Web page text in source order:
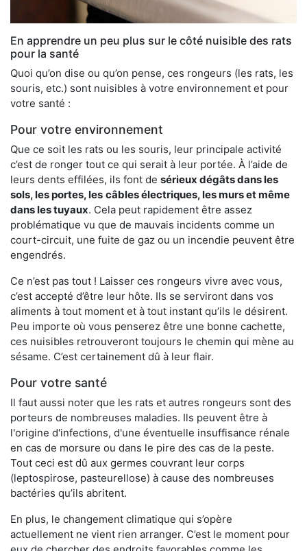
En apprendre un peu plus sur le côté nuisible des rats
pour la santé
Quoi qu’on dise ou qu’on pense, ces rongeurs (les rats, les
souris, etc.) sont nuisibles à votre environnement et pour
votre santé :
Pour votre environnement
Que ce soit les rats ou les souris, leur principale activité
c’est de ronger tout ce qui serait à leur portée. À l’aide de
leurs dents effilées, ils font de sérieux dégâts dans les
sols, les portes, les câbles électriques, les murs et même
dans les tuyaux. Cela peut rapidement être assez
problématique vu que de mauvais incidents comme un
court-circuit, une fuite de gaz ou un incendie peuvent être
engendrés.
Ce n’est pas tout ! Laisser ces rongeurs vivre avec vous,
c’est accepté d’être leur hôte. Ils se serviront dans vos
aliments à tout moment et à tout instant qu’ils le désirent.
Peu importe où vous penserez être une bonne cachette,
ces nuisibles retrouveront toujours le chemin qui mène au
sésame. C’est certainement dû à leur flair.
Pour votre santé
Il faut aussi noter que les rats et autres rongeurs sont des
porteurs de nombreuses maladies. Ils peuvent être à
l'origine d'infections, d'une éventuelle insuffisance rénale
en cas de morsure ou dans le pire des cas de la peste.
Tout ceci est dû aux germes couvrant leur corps
(leptospirose, pasteurellose) à cause des nombreuses
bactéries qu’ils abritent.
En plus, le changement climatique qui s’opère
actuellement ne vient rien arranger. C’est le moment pour